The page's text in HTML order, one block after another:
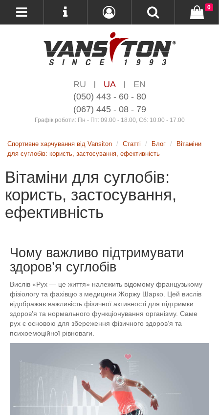
RU | UA |
EN
(050) 443 - 60 - 80
(067) 445 - 08 - 79
Графік роботи: Пн - Пт: 09.00 - 18.00, Сб: 10.00 - 17.00
0
Спортивне харчування від Vansiton Статті Блог
Вітаміни
для суглобів: користь, застосування, ефективність
Вітаміни для суглобів:
користь, застосування,
ефективність
Чому важливо підтримувати
здоров’я суглобів
Вислів «Рух — це життя» належить відомому французькому
фізіологу та фахівцю з медицини Жоржу Шарко. Цей вислів
відображає важливість фізичної активності для підтримки
здоров’я та нормального функціонування організму. Саме
рух є основою для збереження фізичного здоров’я та
психоемоційної рівноваги.